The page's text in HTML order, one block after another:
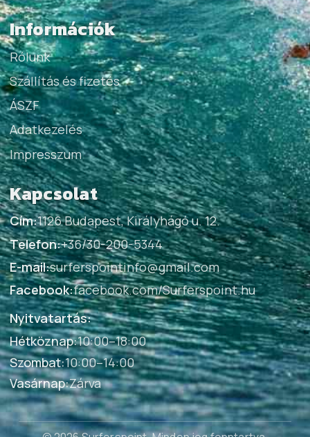
Információk
Rólunk
Szállítás és fizetés
ÁSZF
Adatkezelés
Impresszum
Kapcsolat
Cím:1126 Budapest, Királyhágó u. 12.
Telefon:+36/30-200-5344
E-mail:surferspointinfo@gmail.com
Facebook:facebook.com/Surferspoint.hu
Nyitvatartás:
Hétköznap:10:00–18:00
Szombat:10:00–14:00
Vasárnap:Zárva